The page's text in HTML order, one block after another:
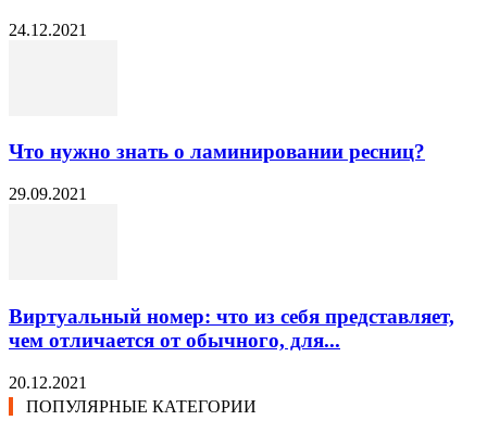
24.12.2021
Что нужно знать о ламинировании ресниц?
29.09.2021
Виртуальный номер: что из себя представляет,
чем отличается от обычного, для...
20.12.2021
ПОПУЛЯРНЫЕ КАТЕГОРИИ